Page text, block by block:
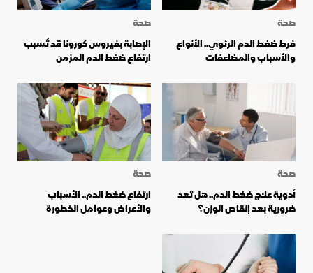
صحة
فرط ضغط الدم الرئوي.. الأنواع
والأسباب والمضاعفات
صحة
الإصابة بفيروس كورونا قد تُسبب
ارتفاع ضغط الدم المزمن
صحة
أدوية علاج ضغط الدم.. هل تعد
ضرورية بعد إنقاص الوزن؟
صحة
ارتفاع ضغط الدم.. الأسباب
والأعراض وعوامل الخطورة